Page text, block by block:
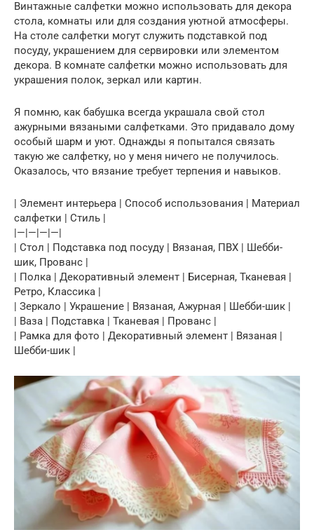
Винтажные салфетки можно использовать для декора
стола, комнаты или для создания уютной атмосферы.
На столе салфетки могут служить подставкой под
посуду, украшением для сервировки или элементом
декора. В комнате салфетки можно использовать для
украшения полок, зеркал или картин.
Я помню, как бабушка всегда украшала свой стол
ажурными вязаными салфетками. Это придавало дому
особый шарм и уют. Однажды я попытался связать
такую же салфетку, но у меня ничего не получилось.
Оказалось, что вязание требует терпения и навыков.
| Элемент интерьера | Способ использования | Материал
салфетки | Стиль |
|—|—|—|—|
| Стол | Подставка под посуду | Вязаная, ПВХ | Шебби-
шик, Прованс |
| Полка | Декоративный элемент | Бисерная, Тканевая |
Ретро, Классика |
| Зеркало | Украшение | Вязаная, Ажурная | Шебби-шик |
| Ваза | Подставка | Тканевая | Прованс |
| Рамка для фото | Декоративный элемент | Вязаная |
Шебби-шик |